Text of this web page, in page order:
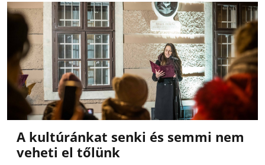
A kultúránkat senki és semmi nem
veheti el tőlünk